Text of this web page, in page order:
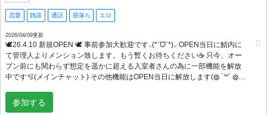
イン率高い方(週2回以上) ♡掛け持ちOK ♡三次元拾い画NG ✿ ┈ ⋯ ┈ ✿ ┈ ⋯
┈ ✿ ┈ ⋯ ┈ ✿ ┈ ⋯ ┈ ✿ 面接は無いので管理陣が確認し次第 すぐに全機能利
用出来ます🍀*゜(0~12時間以内) 当サーバーを活用するにあたってサーバー
内での ルールや一般常識、モラル等を 最低限守ってくれるなら基本的に ゆ
るゆるなサーバーだと自負しております🙇‍♀️🙇‍♂️
✼••┈┈••✼••┈┈••✼••┈┈••✼••┈┈••✼••┈┈••✼ 🧸出来ること 雑談/VC/恋バナ/相談/
ゲーム/猥談/寝落ち等 🗣️多数VC完備(雑談、個通、ゲーム専用、寝落ち
等…) 💬安心できる環境 ・管理体制万全(男女各1名ずつ居ます) ・多種多様
✼••┈┈••✼••┈┈••✼••┈┈••✼••┈┈••✼••┈┈••✼ 入って下さったみんなに幸せが訪れ
ますよーに✨ 気になった方は気軽にポチッと待ってま~す🫰♡
恋愛 雑談 通話 寝落ち エロ
2026/04/09更新
🕊26.4.10 新規OPEN 🕊 事前参加大歓迎です⸜(*ˊᗜˋ*)⸝ OPEN当日に鯖内に
て管理人よりメンション致します。もう暫くお待ちください☕️ 只今、オー
プン前にも関わらず想定を遥かに超える入室者さんの為に一部機能を解放
中です🫧(メインチャット) その他機能はOPEN当日に解放します(◍ ´꒳` ◍)
んの幸せに寄り添えるサーバーをお届け致します🌷◍𓂂* “ちゃんと恋が始ま
る場所” 雑談して、笑って、距離が縮まって 気づいたら誰かを気にしてる
参加する